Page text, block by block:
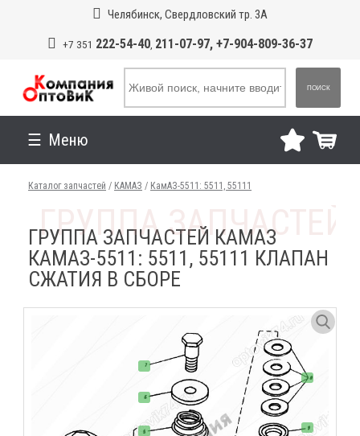
Челябинск, Свердловский тр. 3А
+7 351 222-54-40, 211-07-97, +7-904-809-36-37
ПОИСК
Меню
Каталог запчастей / КАМАЗ / КамАЗ-5511: 5511, 55111
ГРУППА ЗАПЧАСТЕЙ КАМАЗ
КАМАЗ-5511: 5511, 55111 КЛАПАН
СЖАТИЯ В СБОРЕ